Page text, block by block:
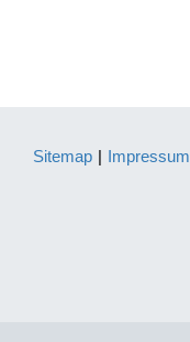
Sitemap | Impressum